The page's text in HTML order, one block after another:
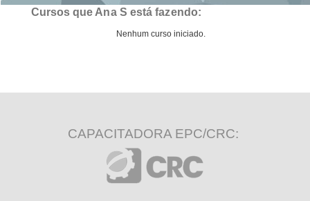
Cursos que Ana S está fazendo:
Nenhum curso iniciado.
CAPACITADORA EPC/CRC: